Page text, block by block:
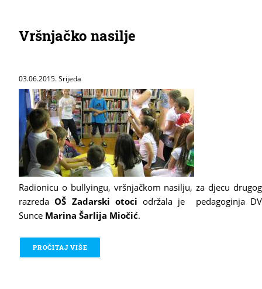
Vršnjačko nasilje
03.06.2015. Srijeda
Radionicu o bullyingu, vršnjačkom nasilju, za djecu drugog
razredaOŠ Zadarski otoci održala je pedagoginja DV
Sunce Marina Šarlija Miočić.
PROČITAJ VIŠE